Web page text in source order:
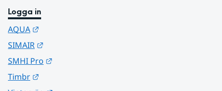
Logga in
AQUA
SIMAIR
SMHI Pro
Timbr